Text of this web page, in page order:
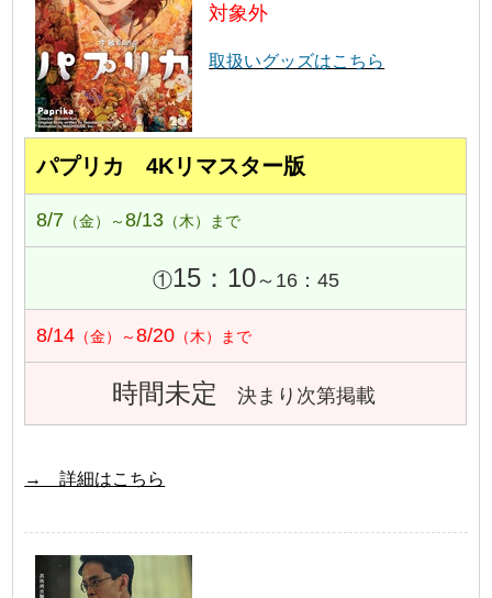
対象外
取扱いグッズはこちら
パプリカ 4Kリマスター版
8/7 （金）～8/13 （木）まで
①15：10～16：45
8/14 （金）～8/20 （木）まで
時間未定 決まり次第掲載
→ 詳細はこちら